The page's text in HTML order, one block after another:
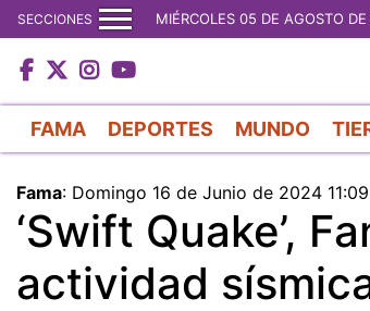
SECCIONES MIÉRCOLES 05 DE AGOSTO
FAMA DEPORTES MUNDO
Fama: Domingo 16 de Junio de 2024
‘Swift Quake’,
actividad